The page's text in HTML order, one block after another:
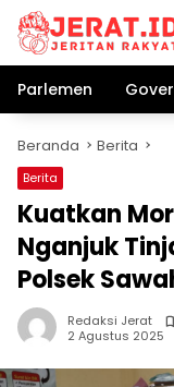
Langsung
konten
Parlemen
Beranda Berita
Berita
Kuatkan
Nganjuk
Polsek
Redaksi Jerat
2 Agustus 2025